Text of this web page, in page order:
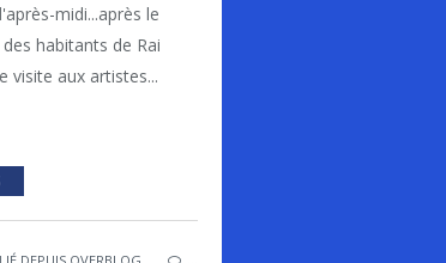
midi...après le
habitants de Rai
visite aux artistes...